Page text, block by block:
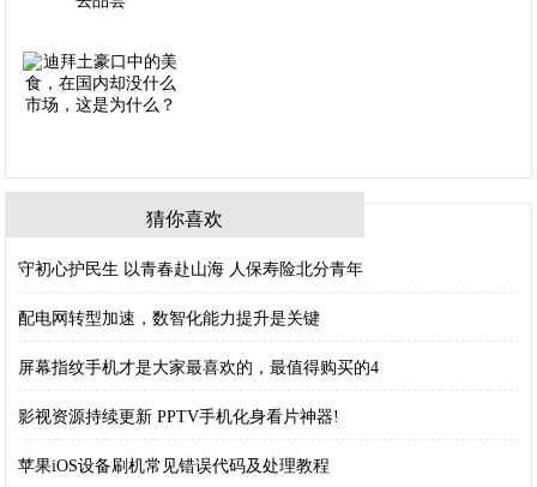
猜你喜欢
守初心护民生 以青春赴山海 人保寿险北分青年
配电网转型加速，数智化能力提升是关键
屏幕指纹手机才是大家最喜欢的，最值得购买的4
影视资源持续更新 PPTV手机化身看片神器!
苹果iOS设备刷机常见错误代码及处理教程